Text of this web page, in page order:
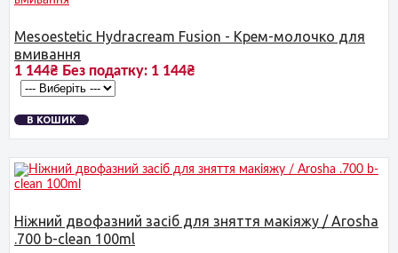
Mesoestetic Hydracream Fusion - Крем-молочко для
вмивання
1 144₴ Без податку: 1 144₴
В КОШИК
Ніжний двофазний засіб для зняття макіяжу / Arosha
.700 b-clean 100ml